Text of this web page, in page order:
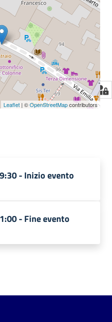
Leaflet | ©OpenStreetMapcontributors
-Inizio evento
-Fine evento